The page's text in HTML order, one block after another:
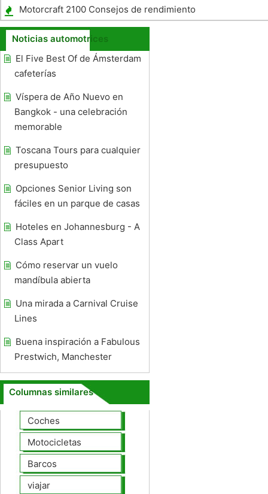
Bayou Cuatriciclo
Motorcraft 2100 Consejos de rendimiento
Noticias automotrices
El Five Best Of de Ámsterdam
cafeterías
Víspera de Año Nuevo en
Bangkok - una celebración
memorable
Toscana Tours para cualquier
presupuesto
Opciones Senior Living son
fáciles en un parque de casas
Hoteles en Johannesburg - A
Class Apart
Cómo reservar un vuelo
mandíbula abierta
Una mirada a Carnival Cruise
Lines
Buena inspiración a Fabulous
Prestwich, Manchester
Columnas similares
Coches
Motocicletas
Barcos
viajar